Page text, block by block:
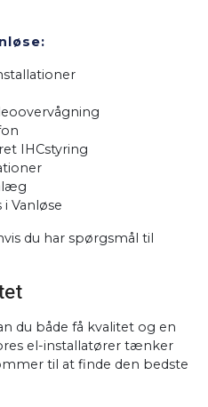
IHCstyring
Vanløse
du har spørgsmål til
du både få kvalitet og en
el-installatører tænker
til at finde den bedste